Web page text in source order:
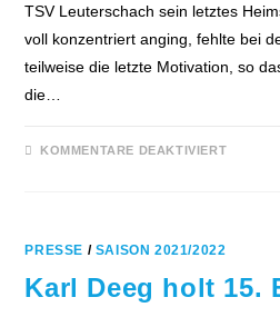
TSV Leuterschach sein letztes
voll konzentriert anging, fehlte bei
teilweise die letzte Motivation, so
die…
KOMMENTARE DEAKTIVIERTFÜR
IM
PRESSE / SAISON 2021/2022
Karl Deeg holt 15.